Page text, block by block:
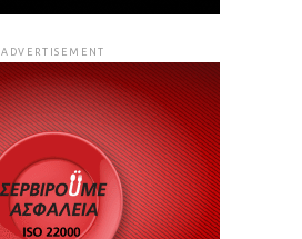
ADVERTISEMENT